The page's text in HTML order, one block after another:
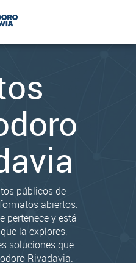
públicos de
abiertos.
pertenece y está
la explores,
soluciones que
Rivadavia.